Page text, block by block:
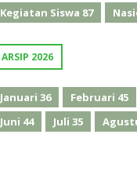
Kegiatan Siswa 87
ARSIP 2026
Januari 36 Februari 45
Juni 44 Juli 35